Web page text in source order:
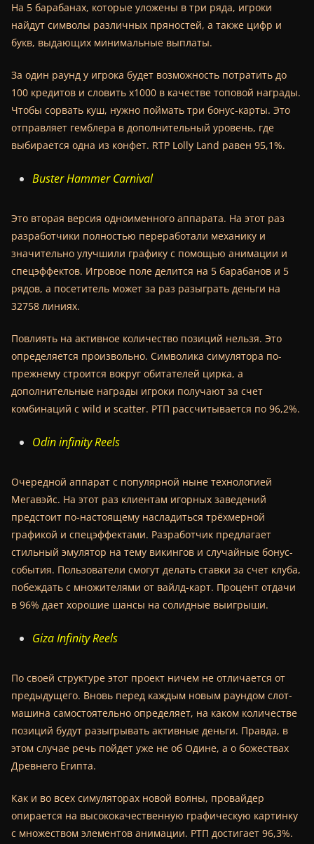
На 5 барабанах, которые уложены в три ряда, игроки
найдут символы различных пряностей, а также цифр и
букв, выдающих минимальные выплаты.
За один раунд у игрока будет возможность потратить до
100 кредитов и словить х1000 в качестве топовой награды.
Чтобы сорвать куш, нужно поймать три бонус-карты. Это
отправляет гемблера в дополнительный уровень, где
выбирается одна из конфет. RTP Lolly Land равен 95,1%.
Buster Hammer Carnival
Это вторая версия одноименного аппарата. На этот раз
разработчики полностью переработали механику и
значительно улучшили графику с помощью анимации и
спецэффектов. Игровое поле делится на 5 барабанов и 5
рядов, а посетитель может за раз разыграть деньги на
32758 линиях.
Повлиять на активное количество позиций нельзя. Это
определяется произвольно. Символика симулятора по-
прежнему строится вокруг обитателей цирка, а
дополнительные награды игроки получают за счет
комбинаций с wild и scatter. РТП рассчитывается по 96,2%.
Odin infinity Reels
Очередной аппарат с популярной ныне технологией
Мегавэйс. На этот раз клиентам игорных заведений
предстоит по-настоящему насладиться трёхмерной
графикой и спецэффектами. Разработчик предлагает
стильный эмулятор на тему викингов и случайные бонус-
события. Пользователи смогут делать ставки за счет клуба,
побеждать с множителями от вайлд-карт. Процент отдачи
в 96% дает хорошие шансы на солидные выигрыши.
Giza Infinity Reels
По своей структуре этот проект ничем не отличается от
предыдущего. Вновь перед каждым новым раундом слот-
машина самостоятельно определяет, на каком количестве
позиций будут разыгрывать активные деньги. Правда, в
этом случае речь пойдет уже не об Одине, а о божествах
Древнего Египта.
Как и во всех симуляторах новой волны, провайдер
опирается на высококачественную графическую картинку
с множеством элементов анимации. РТП достигает 96,3%.